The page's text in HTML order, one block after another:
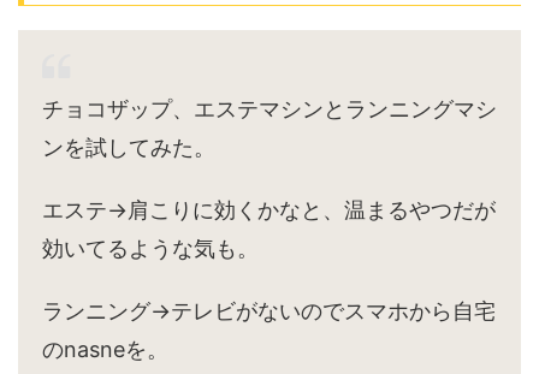
チョコザップ、エステマシンとランニングマシ
ンを試してみた。
エステ→肩こりに効くかなと、温まるやつだが
効いてるような気も。
ランニング→テレビがないのでスマホから自宅
のnasneを。